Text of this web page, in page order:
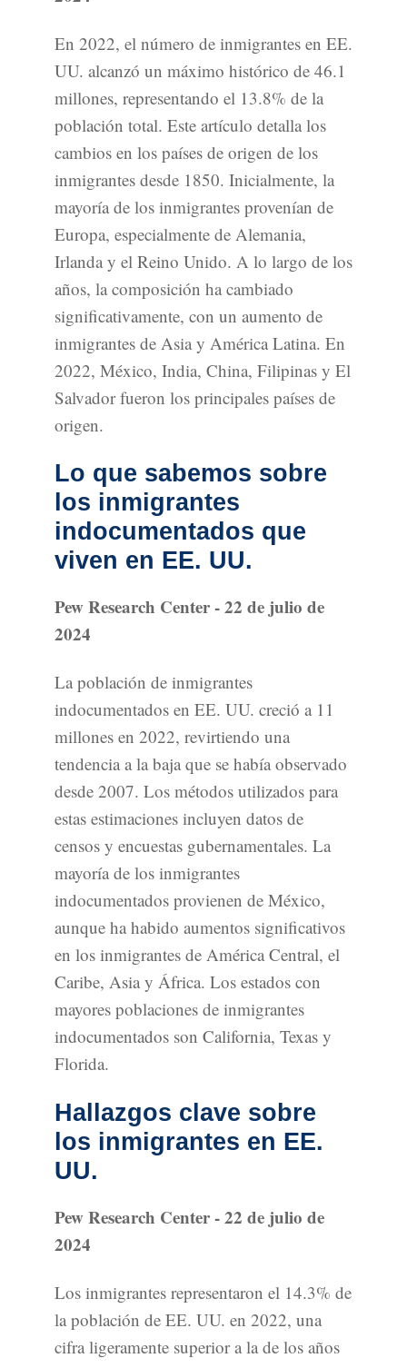
En 2022, el número de inmigrantes en EE.
UU. alcanzó un máximo histórico de 46.1
millones, representando el 13.8% de la
población total. Este artículo detalla los
cambios en los países de origen de los
inmigrantes desde 1850. Inicialmente, la
mayoría de los inmigrantes provenían de
Europa, especialmente de Alemania,
Irlanda y el Reino Unido. A lo largo de los
años, la composición ha cambiado
significativamente, con un aumento de
inmigrantes de Asia y América Latina. En
2022, México, India, China, Filipinas y El
Salvador fueron los principales países de
origen.
Lo que sabemos sobre
los inmigrantes
indocumentados que
viven en EE. UU.
Pew Research Center - 22 de julio de
2024
La población de inmigrantes
indocumentados en EE. UU. creció a 11
millones en 2022, revirtiendo una
tendencia a la baja que se había observado
desde 2007. Los métodos utilizados para
estas estimaciones incluyen datos de
censos y encuestas gubernamentales. La
mayoría de los inmigrantes
indocumentados provienen de México,
aunque ha habido aumentos significativos
en los inmigrantes de América Central, el
Caribe, Asia y África. Los estados con
mayores poblaciones de inmigrantes
indocumentados son California, Texas y
Florida.
Hallazgos clave sobre
los inmigrantes en EE.
UU.
Pew Research Center - 22 de julio de
2024
Los inmigrantes representaron el 14.3% de
la población de EE. UU. en 2022, una
cifra ligeramente superior a la de los años